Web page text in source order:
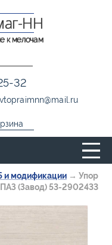
и модификации → Упор
(Завод) 53-2902433
НН
к мелочам
32
@mail.ru